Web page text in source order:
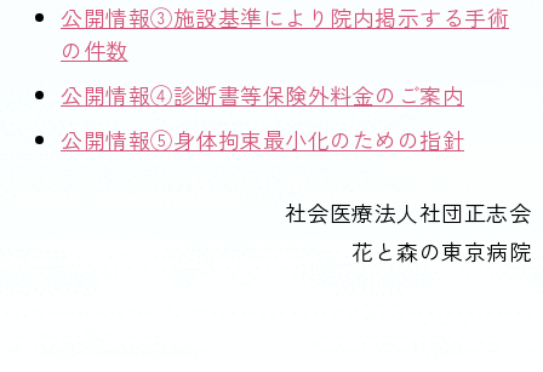
公開情報③施設基準により院内掲示する手術
の件数
公開情報④診断書等保険外料金のご案内
公開情報⑤身体拘束最小化のための指針
社会医療法人社団正志会
花と森の東京病院